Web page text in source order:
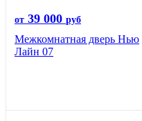
от 39 000 руб
Межкомнатная дверь Нью
Лайн 07